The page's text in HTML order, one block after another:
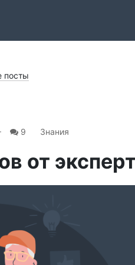
посты
9 Знания
от